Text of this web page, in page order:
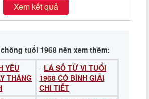
Xem kết quả
tuổi 1968 nên xem thêm:
YÊU
THÁNG
- LÁ SỐ TỬ VI TUỔI
1968 CÓ BÌNH GIẢI
CHI TIẾT